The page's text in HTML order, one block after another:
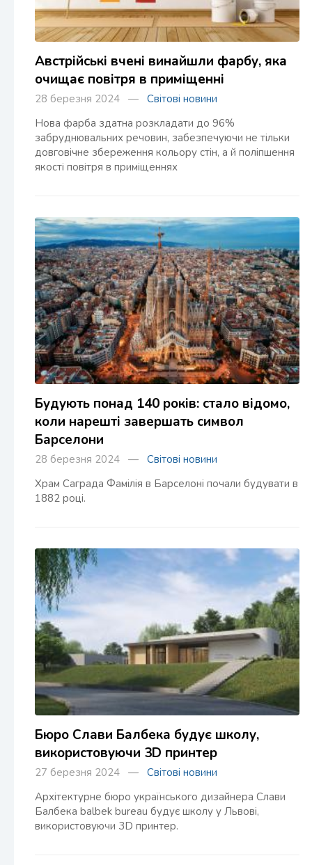
Австрійські вчені винайшли фарбу, яка
очищає повітря в приміщенні
28 березня 2024 — Світові новини
Нова фарба здатна розкладати до 96%
забруднювальних речовин, забезпечуючи не тільки
довговічне збереження кольору стін, а й поліпшення
якості повітря в приміщеннях
Будують понад 140 років: стало відомо,
коли нарешті завершать символ
Барселони
28 березня 2024 — Світові новини
Храм Саграда Фамілія в Барселоні почали будувати в
1882 році.
Бюро Слави Балбека будує школу,
використовуючи 3D принтер
27 березня 2024 — Світові новини
Архітектурне бюро українського дизайнера Слави
Балбека balbek bureau будує школу у Львові,
використовуючи 3D принтер.